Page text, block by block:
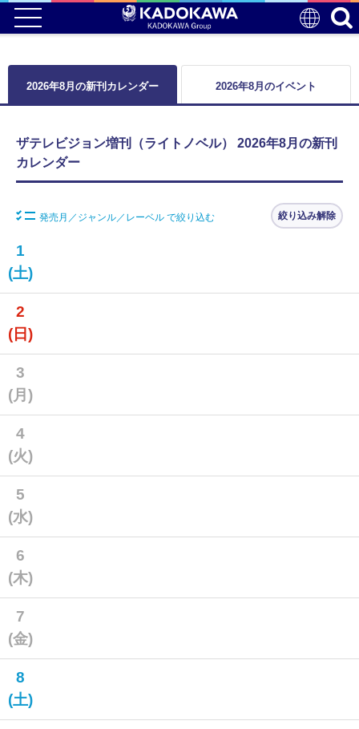
2026年8月の新刊カレンダー 2026年8月のイベント
ザテレビジョン増刊（ライトノベル） 2026年8月の新刊
カレンダー
発売月／ジャンル／レーベル で絞り込む 絞り込み解除
1
(土)
2
(日)
3
(月)
4
(火)
5
(水)
6
(木)
7
(金)
8
(土)